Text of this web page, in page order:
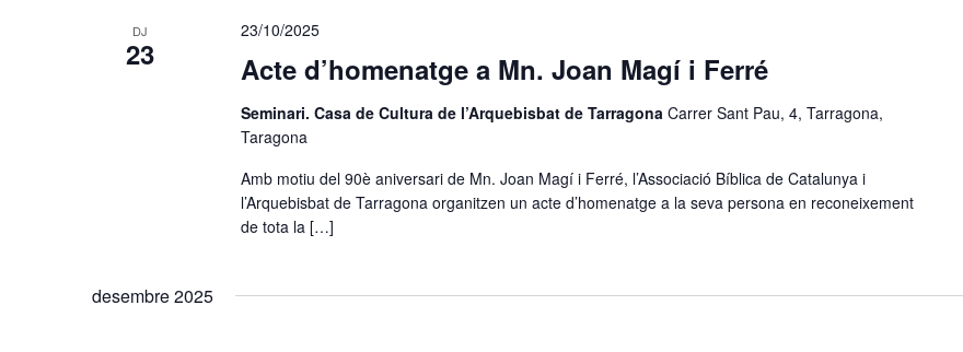
DJ
23 Acte d’homenatge a Mn. Joan Magí i Ferré
23/10/2025
Seminari. Casa de Cultura de l’Arquebisbat de Tarragona Carrer Sant Pau, 4, Tarragona,
Taragona
​Amb motiu del 90è aniversari de Mn. Joan Magí i Ferré, l’Associació Bíblica de Catalunya i
l’Arquebisbat de Tarragona organitzen un acte d’homenatge a la seva persona en reconeixement
de tota la […]
desembre 2025